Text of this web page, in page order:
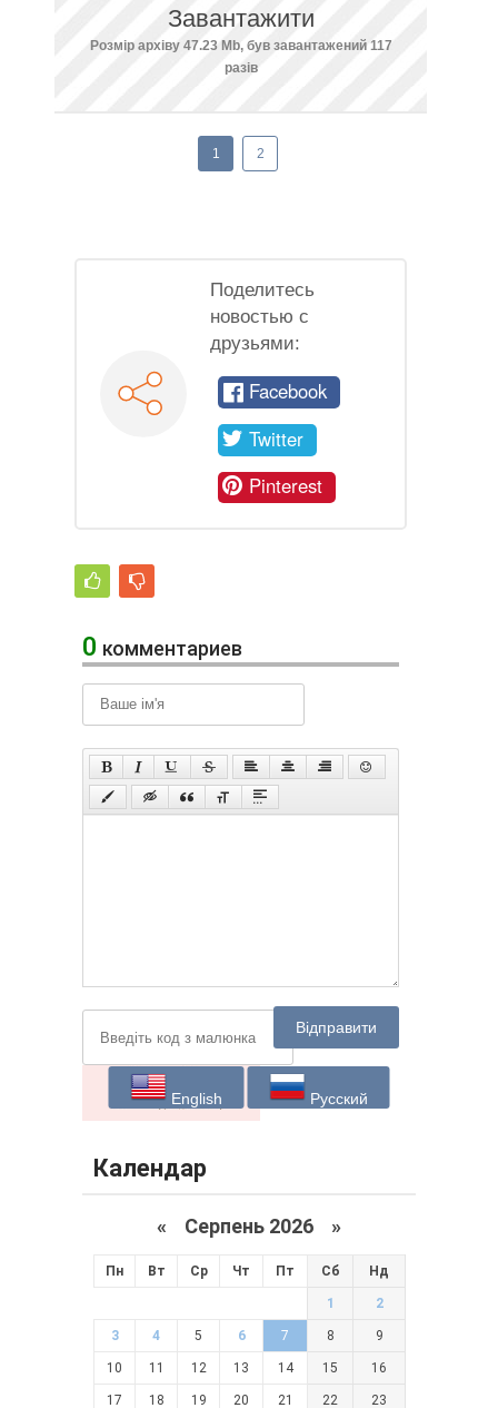
Завантажити
Розмір архіву 47.23 Mb, був завантажений 117
разів
1 2
Поделитесь
новостью с
друзьями:
Facebook
Twitter
Pinterest
0 комментариев
Відправити
English Русский
Календар
« Серпень 2026 »
Пн Вт Ср Чт Пт Сб Нд
1 2
3 4 5 6 7 8 9
10 11 12 13 14 15 16
17 18 19 20 21 22 23